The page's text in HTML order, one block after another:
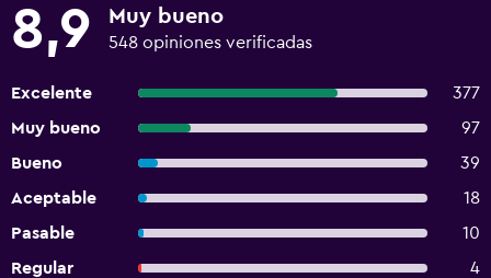
8,9 Muy bueno
548 opiniones verificadas
Excelente
377
Muy bueno
97
Bueno
39
Aceptable
18
Pasable
10
Regular
4